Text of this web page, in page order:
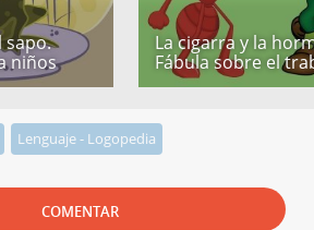
sapo.
niños
La cigarra y la
Fábula sobre el
Lenguaje - Logopedia
COMENTAR